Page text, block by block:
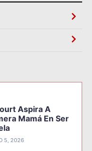
Aspira A
Mamá En Ser
5, 2026